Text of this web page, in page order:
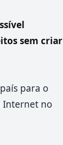
sem criar
para o
Internet no